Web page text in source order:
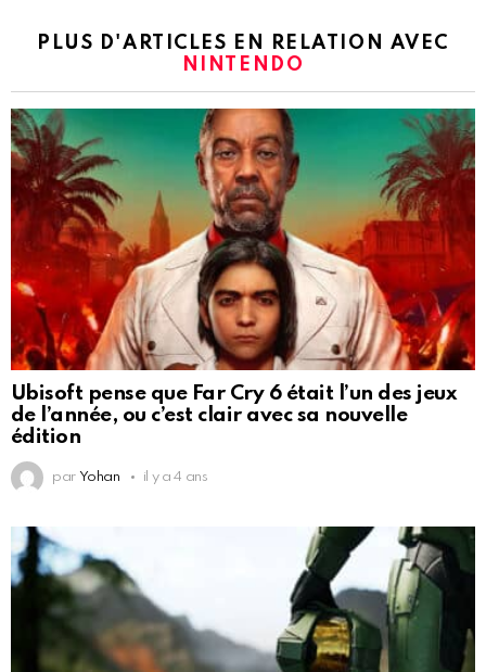
PLUS D'ARTICLES EN RELATION AVEC
NINTENDO
Ubisoft pense que Far Cry 6 était l’un des jeux
de l’année, ou c’est clair avec sa nouvelle
édition
par Yohan il y a 4 ans